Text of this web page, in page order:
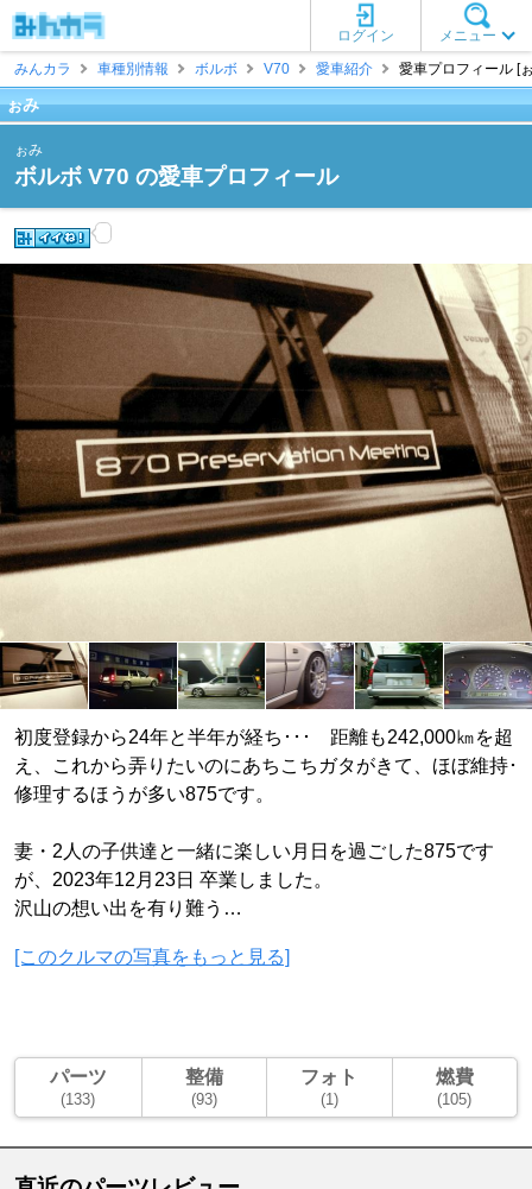
メニュー
ログイン
みんカラ
車種別情報 ボルボ V70 愛車紹介 愛車プロフィール [
ぉみ
ぉみ
ボルボ V70 の愛車プロフィール
初度登録から24年と半年が経ち･･･ 距離も242,000㎞を超
え、これから弄りたいのにあちこちガタがきて、ほぼ維持･
修理するほうが多い875です。
妻・2人の子供達と一緒に楽しい月日を過ごした875です
が、2023年12月23日 卒業しました。
沢山の想い出を有り難う…
[このクルマの写真をもっと見る]
パーツ
(133)
整備
(93)
フォト
(1)
燃費
(105)